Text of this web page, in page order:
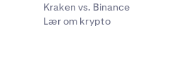
Kraken vs. Binance
Lær om krypto